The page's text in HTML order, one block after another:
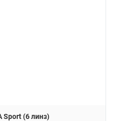
Sport (6 линз)